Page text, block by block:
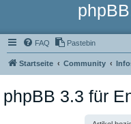
FAQ Pastebin
Startseite Community
phpBB 3.3 für